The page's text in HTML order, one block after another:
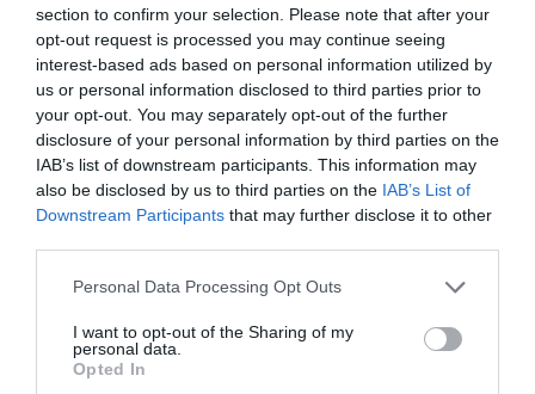
section to confirm your selection. Please note that after your
opt-out request is processed you may continue seeing
interest-based ads based on personal information utilized by
us or personal information disclosed to third parties prior to
your opt-out. You may separately opt-out of the further
disclosure of your personal information by third parties on the
IAB’s list of downstream participants. This information may
also be disclosed by us to third parties on the IAB’s List of
Downstream Participants that may further disclose it to other
Please note that this website/app uses one or more Google
not limited to your visit or usage behaviour. You may click to
grant or deny consent to Google and its third-party tags to
use your data for below specified purposes in below Google
Personal Data Processing Opt Outs
I want to opt-out of the Sharing of my
personal data.
Opted In